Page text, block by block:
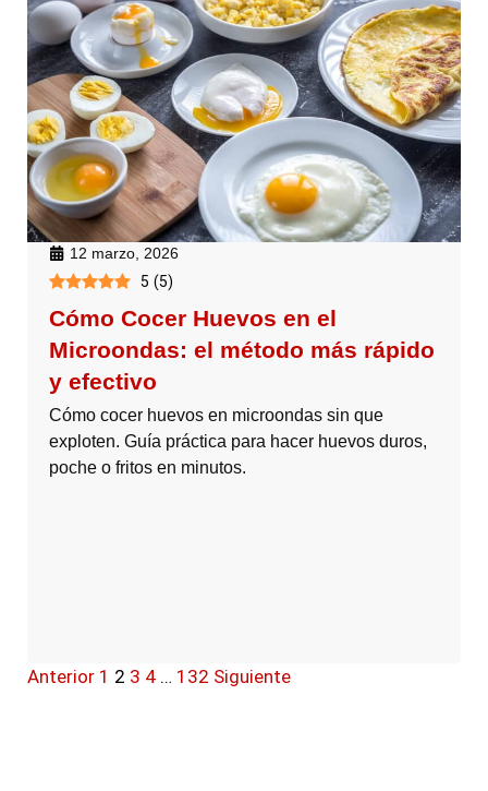
12 marzo, 2026
5 (5)
Cómo Cocer Huevos en el
Microondas: el método más rápido
y efectivo
Cómo cocer huevos en microondas sin que
exploten. Guía práctica para hacer huevos duros,
poche o fritos en minutos.
Anterior 1 2 3 4 … 132 Siguiente